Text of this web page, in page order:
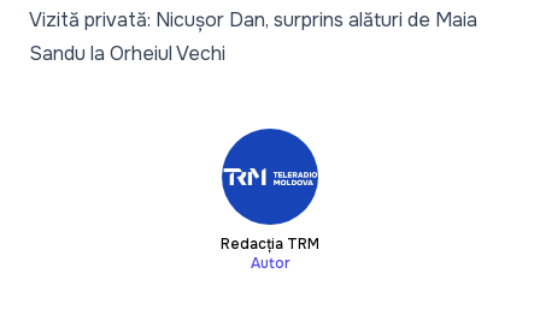
Vizită privată: Nicușor Dan, surprins alături de Maia
Sandu la Orheiul Vechi
Redacția TRM
Autor